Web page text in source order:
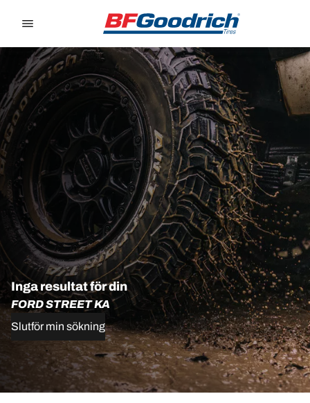
Inga resultat för din
FORD STREET KA
Slutför min sökning